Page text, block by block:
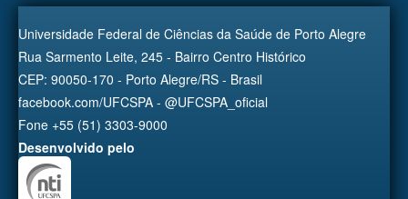
Universidade Federal de Ciências da Saúde de Porto Alegre
Rua Sarmento Leite, 245 - Bairro Centro Histórico
CEP: 90050-170 - Porto Alegre/RS - Brasil
facebook.com/UFCSPA - @UFCSPA_oficial
Fone +55 (51) 3303-9000
Desenvolvido pelo